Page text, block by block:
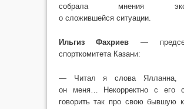
собрала мнения
о сложившейся ситуации.
Ильгиз Фахриев —
спорткомитета Казани:
— Читал я слова Ялланна,
он меня… Некорректно с его
говорить так про свою бывшую